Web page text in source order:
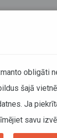
obligāti
šajā
Ja
savu